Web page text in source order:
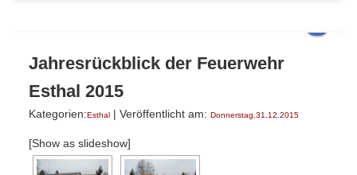
Jahresrückblick der Feuerwehr
Esthal 2015
Kategorien:Esthal | Veröffentlicht am: Donnerstag,31.12.2015
[Show as slideshow]